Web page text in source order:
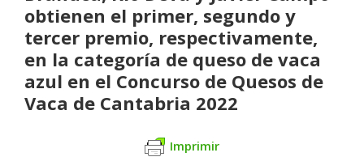
obtienen el primer, segundo y
tercer premio, respectivamente,
en la categoría de queso de vaca
azul en el Concurso de Quesos de
Vaca de Cantabria 2022
Imprimir